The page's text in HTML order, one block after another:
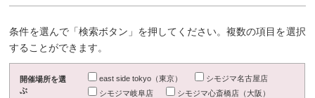
条件を選んで「検索ボタン」を押してください。複数の項目を選択
することができます。
開催場所を選
ぶ
east side tokyo（東京）
シモジマ名古屋店
シモジマ岐阜店
シモジマ心斎橋店（大阪）